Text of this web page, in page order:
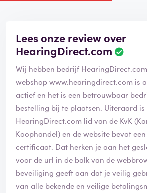
Lees onze review over
HearingDirect.com
B
o
o
r
d
e
l
i
n
g
i
s
g
Wij hebben bedrijf HearingDirect.com
webshopwww.hearingdirect.com is
actief en het is een betrouwbaar
bestelling bij te plaatsen. Uiteraard is
HearingDirect.com lid van de KvK
Koophandel) en de website bevat een
certificaat. Dat herken je aan het gesloten hangslot dat
voor de url in de balk van de
beveiliging geeft aan dat je veilig
van alle bekende en veilige